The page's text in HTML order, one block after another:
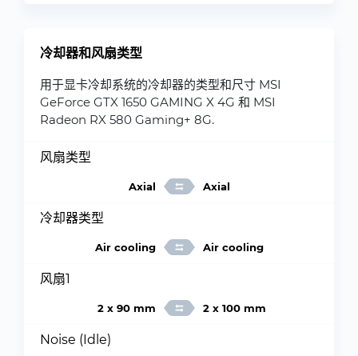
冷却器和风扇类型
用于显卡冷却系统的冷却器的类型和尺寸 MSI
GeForce GTX 1650 GAMING X 4G 和 MSI
Radeon RX 580 Gaming+ 8G.
风扇类型
Axial Axial
冷却器类型
Air cooling Air cooling
风扇1
2 x 90 mm 2 x 100 mm
Noise (Idle)